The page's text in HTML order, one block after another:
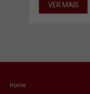
VER MAIS
Home